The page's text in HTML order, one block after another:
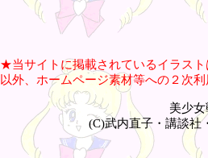
★当サイトに掲載されているイラス
以外、ホームページ素材等への２次
美少
(C)武内直子・講談社